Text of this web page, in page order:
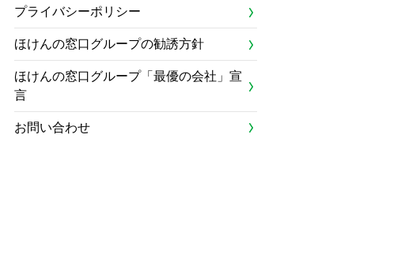
プライバシーポリシー
ほけんの窓口グループの勧誘方針
ほけんの窓口グループ「最優の会社」宣
言
お問い合わせ